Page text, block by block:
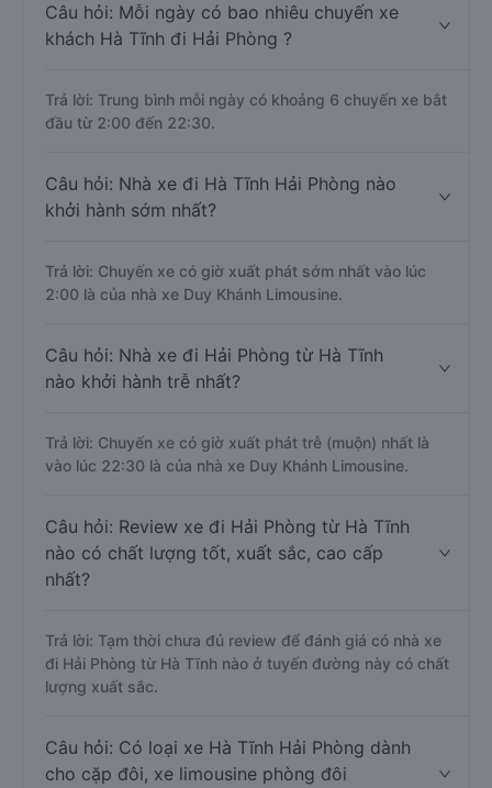
Câu hỏi: Mỗi ngày có bao nhiêu chuyến xe
khách Hà Tĩnh đi Hải Phòng ?
Trả lời: Trung bình mỗi ngày có khoảng 6 chuyến xe bắt
đầu từ 2:00 đến 22:30.
Câu hỏi: Nhà xe đi Hà Tĩnh Hải Phòng nào
khởi hành sớm nhất?
Trả lời: Chuyến xe có giờ xuất phát sớm nhất vào lúc
2:00 là của nhà xe Duy Khánh Limousine.
Câu hỏi: Nhà xe đi Hải Phòng từ Hà Tĩnh
nào khởi hành trễ nhất?
Trả lời: Chuyến xe có giờ xuất phát trễ (muộn) nhất là
vào lúc 22:30 là của nhà xe Duy Khánh Limousine.
Câu hỏi: Review xe đi Hải Phòng từ Hà Tĩnh
nào có chất lượng tốt, xuất sắc, cao cấp
nhất?
Trả lời: Tạm thời chưa đủ review để đánh giá có nhà xe
đi Hải Phòng từ Hà Tĩnh nào ở tuyến đường này có chất
lượng xuất sắc.
Câu hỏi: Có loại xe Hà Tĩnh Hải Phòng dành
cho cặp đôi, xe limousine phòng đôi